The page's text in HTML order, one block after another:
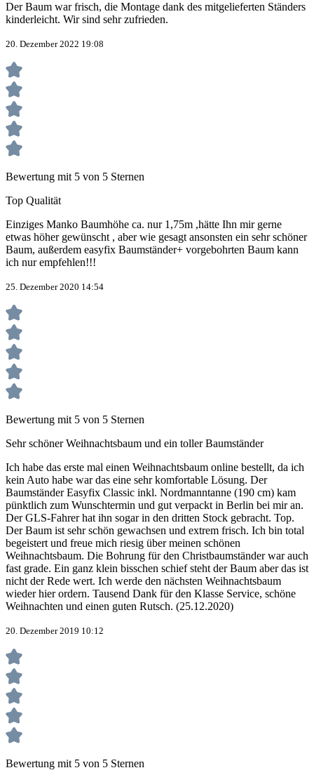
Der Baum war frisch, die Montage dank des mitgelieferten Ständers
kinderleicht. Wir sind sehr zufrieden.
20. Dezember 2022 19:08
Bewertung mit 5 von 5 Sternen
Top Qualität
Einziges Manko Baumhöhe ca. nur 1,75m ,hätte Ihn mir gerne
etwas höher gewünscht , aber wie gesagt ansonsten ein sehr schöner
Baum, außerdem easyfix Baumständer+ vorgebohrten Baum kann
ich nur empfehlen!!!
25. Dezember 2020 14:54
Bewertung mit 5 von 5 Sternen
Sehr schöner Weihnachtsbaum und ein toller Baumständer
Ich habe das erste mal einen Weihnachtsbaum online bestellt, da ich
kein Auto habe war das eine sehr komfortable Lösung. Der
Baumständer Easyfix Classic inkl. Nordmanntanne (190 cm) kam
pünktlich zum Wunschtermin und gut verpackt in Berlin bei mir an.
Der GLS-Fahrer hat ihn sogar in den dritten Stock gebracht. Top.
Der Baum ist sehr schön gewachsen und extrem frisch. Ich bin total
begeistert und freue mich riesig über meinen schönen
Weihnachtsbaum. Die Bohrung für den Christbaumständer war auch
fast grade. Ein ganz klein bisschen schief steht der Baum aber das ist
nicht der Rede wert. Ich werde den nächsten Weihnachtsbaum
wieder hier ordern. Tausend Dank für den Klasse Service, schöne
Weihnachten und einen guten Rutsch. (25.12.2020)
20. Dezember 2019 10:12
Bewertung mit 5 von 5 Sternen